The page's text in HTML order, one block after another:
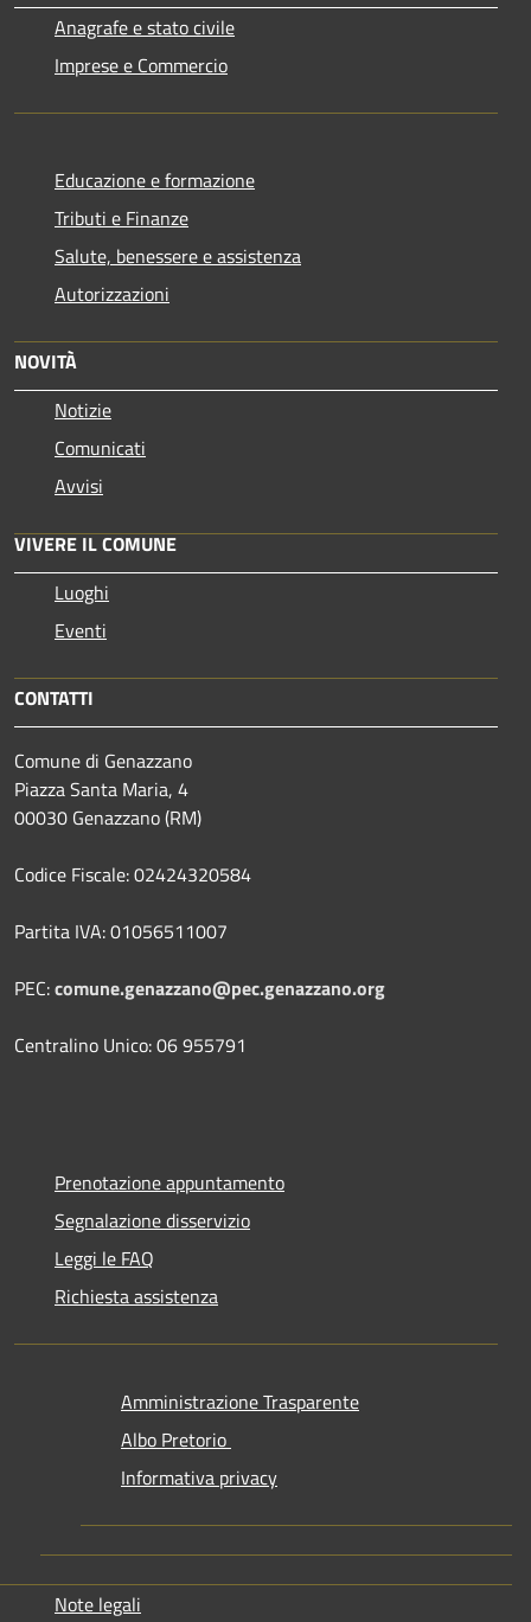
Anagrafe e stato civile
Imprese e Commercio
Educazione e formazione
Tributi e Finanze
Salute, benessere e assistenza
Autorizzazioni
NOVITÀ
Notizie
Comunicati
Avvisi
VIVERE IL COMUNE
Luoghi
Eventi
CONTATTI
Comune di Genazzano
Piazza Santa Maria, 4
00030 Genazzano (RM)
Codice Fiscale: 02424320584
Partita IVA: 01056511007
PEC:comune.genazzano@pec.genazzano.org
Centralino Unico: 06 955791
Prenotazione appuntamento
Segnalazione disservizio
Leggi le FAQ
Richiesta assistenza
Amministrazione Trasparente
Albo Pretorio
Informativa privacy
Note legali